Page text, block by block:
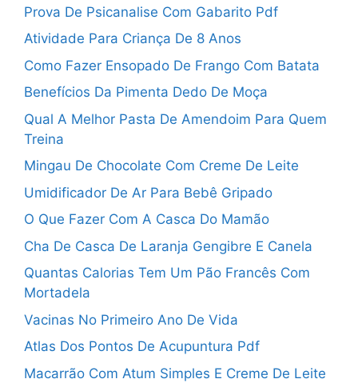
Prova De Psicanalise Com Gabarito Pdf
Atividade Para Criança De 8 Anos
Como Fazer Ensopado De Frango Com Batata
Benefícios Da Pimenta Dedo De Moça
Qual A Melhor Pasta De Amendoim Para Quem
Treina
Mingau De Chocolate Com Creme De Leite
Umidificador De Ar Para Bebê Gripado
O Que Fazer Com A Casca Do Mamão
Cha De Casca De Laranja Gengibre E Canela
Quantas Calorias Tem Um Pão Francês Com
Mortadela
Vacinas No Primeiro Ano De Vida
Atlas Dos Pontos De Acupuntura Pdf
Macarrão Com Atum Simples E Creme De Leite